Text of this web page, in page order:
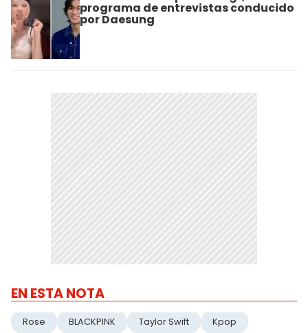
programa de entrevistas conducido
por Daesung
EN ESTA NOTA
Rose BLACKPINK Taylor Swift Kpop